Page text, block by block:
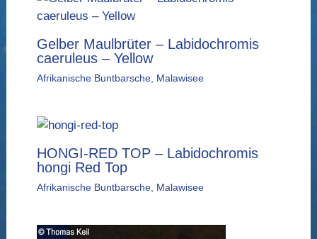
Gelber Maulbrüter – Labidochromis
caeruleus – Yellow
Afrikanische Buntbarsche, Malawisee
HONGI-RED TOP – Labidochromis
hongi Red Top
Afrikanische Buntbarsche, Malawisee